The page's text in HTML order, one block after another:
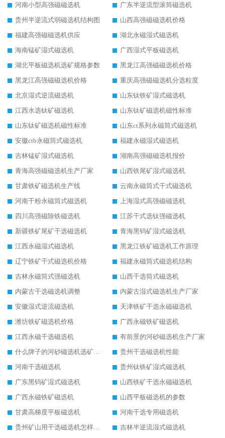
河南小型高强磁磁选机
广东半逆流型滚筒磁选机
贵州半逆流式弱磁选机结构图
山西高强磁磁选机价格
福建高强磁磁选机供应
湖北永磁湿式磁选机
海南锰矿湿式磁选机
广西湿式平板磁选机
湖北平板磁选机选矿规格参数
黑龙江高强磁磁选机价格
黑龙江高强磁磁选机价格
重庆高强磁磁选机分选粒度
北京湿式逆流磁选机
山东钛铁矿湿式磁选机
江西水选钛矿磁选机
山东钛矿磁选机磁性标准
山东钛矿磁选机磁性标准
山东ct系列永磁筒式磁选机
安徽ctb永磁筒式磁选机
福建永磁湿式磁选机
吉林锰矿湿式磁选机
湖南高强磁磁选机报价
青海高强磁磁选机生产厂家
山西铁尾矿湿式磁选机
甘肃铁矿磁选机生产线
云南永磁筒式干式磁选机
河南干粉永磁筒式磁选机
上海湿式高强磁磁选机
四川高强磁除铁磁选机
江苏干式选钛强磁选机
新疆铁矿尾矿干选磁选机
青海黑钨矿湿式磁选机
江西永磁湿式磁选机
黑龙江铁矿磁选机工作原理
辽宁铁矿干式磁选机价格
福建永磁筒式磁选机结构
吉林永磁筒式强磁选机
山西干选筒式磁选机
内蒙古干选磁选机调整
内蒙古湿式磁选机生产厂家
安徽湿式逆流磁选机
天津铁矿干选永磁磁选机
潍坊铁矿磁选机价格
广西永磁铁矿磁选机
江西永磁干选磁选机
有前景的河砂磁选机生产厂家
什么牌子的河砂磁选机选矿效果好
贵州干选磁选机性能
河南干选磁选机
贵州钛铁矿湿式磁选机
广东黑钨矿湿式磁选机
山西铁矿干选永磁磁选机
广西永磁铁矿磁选机
山西平板磁选机的参数
甘肃高梯度平板磁选机
河南干选专用磁选机
贵州矿山用干选磁选机怎样调磁
吉林半逆流湿式磁选机